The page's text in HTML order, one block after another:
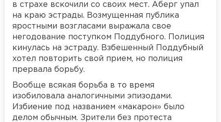
в страхе вскочили со своих мест. Аберг упал
на краю эстрады. Возмущенная публика
яростными возгласами выражала свое
негодование поступком Поддубного. Полиция
кинулась на эстраду. Взбешенный Поддубный
хотел повторить свой прием, но полиция
прервала борьбу.
Вообще всякая борьба в то время
изобиловала аналогичными эпизодами.
Избиение под названием «макарон» было
делом обычным. Зрители без протеста